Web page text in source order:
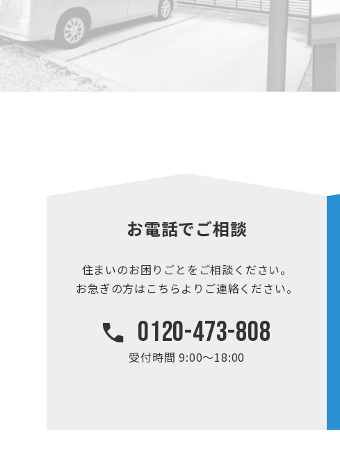
お電話でご相談
住まいのお困りごとを ご相談ください。
お急ぎの方はこちらより ご連絡ください。
0120-473-808
受付時間 9:00～18:00